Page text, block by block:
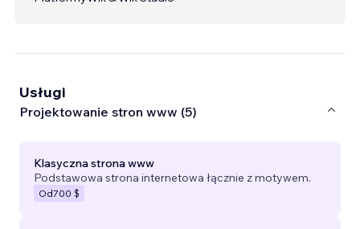
Usługi
Projektowanie stron www (5)
Klasyczna strona www
Podstawowa strona internetowa łącznie z motywem.
Od700 $